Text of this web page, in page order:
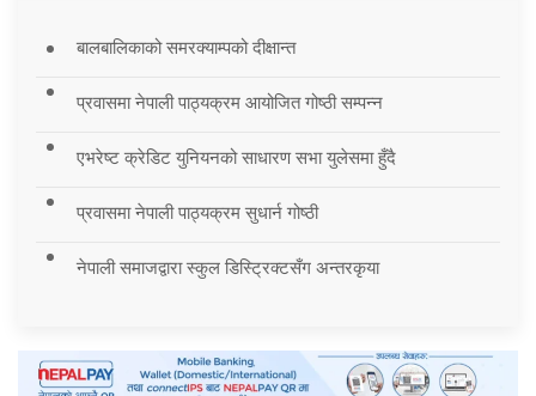
बालबालिकाको समरक्याम्पको दीक्षान्त
प्रवासमा नेपाली पाठ्यक्रम आयोजित गोष्ठी सम्पन्न
एभरेष्ट क्रेडिट युनियनको साधारण सभा युलेसमा हुँदै
प्रवासमा नेपाली पाठ्यक्रम सुधार्न गोष्ठी
नेपाली समाजद्वारा स्कुल डिस्ट्रिक्टसँग अन्तरकृया